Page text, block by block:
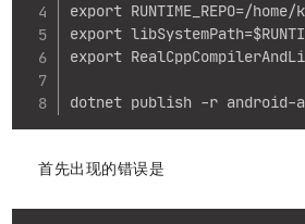
export RUNTIME_REPO=/
export
export
dotnet publish -r android-
首先出现的错误是